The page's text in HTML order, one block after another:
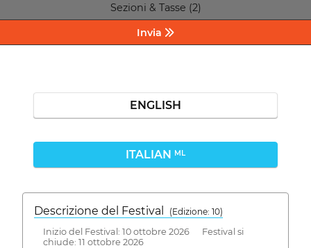
Sezioni & Tasse (2)
Invia
ENGLISH
ITALIAN ML
Descrizione del Festival
( Edizione: 10)
Inizio del Festival: 10 ottobre 2026 Festival si
chiude: 11 ottobre 2026